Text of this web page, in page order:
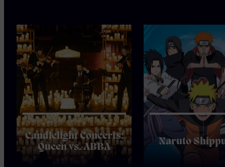
Candlelight Concerts:
Queen vs. ABBA
Naruto